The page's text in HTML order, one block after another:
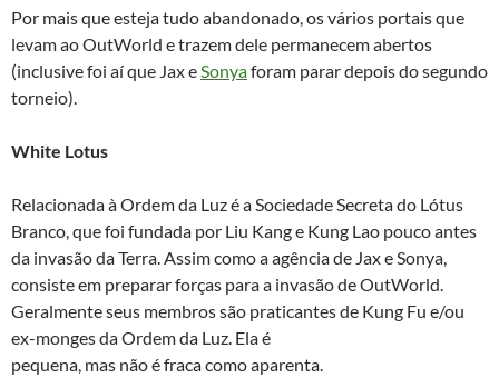
Por mais que esteja tudo abandonado, os vários portais que
levam ao OutWorld e trazem dele permanecem abertos
(inclusive foi aí que Jax eSonyaforam parar depois do segundo
torneio).
White Lotus
Relacionada à Ordem da Luz é a Sociedade Secreta do Lótus
Branco, que foi fundada por Liu Kang e Kung Lao pouco antes
da invasão da Terra. Assim como a agência de Jax e Sonya,
consiste em preparar forças para a invasão de OutWorld.
Geralmente seus membros são praticantes de Kung Fu e/ou
ex-monges da Ordem da Luz. Ela é
pequena, mas não é fraca como aparenta.